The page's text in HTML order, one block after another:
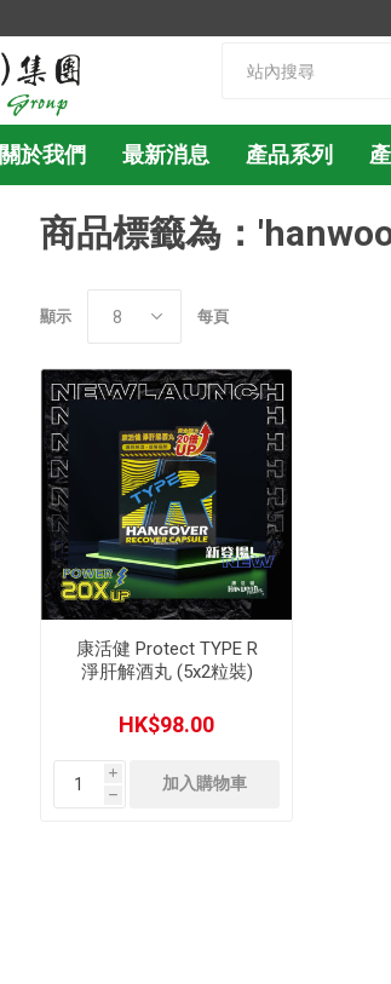
關於我們 最新消息 產品系列
商品標籤為：
顯示 每頁
康活健 Protect TYPE R
淨肝解酒丸 (5x2粒裝)
HK$98.00
i
h